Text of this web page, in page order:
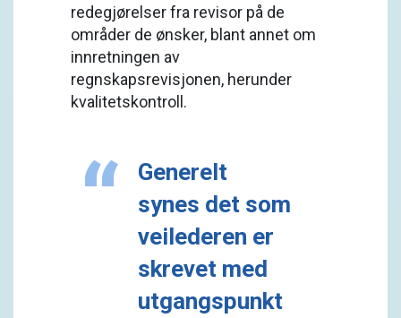
redegjørelser fra revisor på de
områder de ønsker, blant annet om
innretningen av
regnskapsrevisjonen, herunder
kvalitetskontroll.
Generelt
synes det som
veilederen er
skrevet med
utgangspunkt